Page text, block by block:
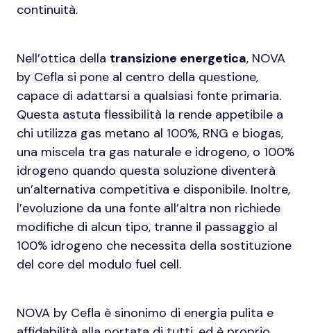
continuità.
Nell’ottica della transizione energetica, NOVA
by Cefla si pone al centro della questione,
capace di adattarsi a qualsiasi fonte primaria.
Questa astuta flessibilità la rende appetibile a
chi utilizza gas metano al 100%, RNG e biogas,
una miscela tra gas naturale e idrogeno, o 100%
idrogeno quando questa soluzione diventerà
un’alternativa competitiva e disponibile. Inoltre,
l’evoluzione da una fonte all’altra non richiede
modifiche di alcun tipo, tranne il passaggio al
100% idrogeno che necessita della sostituzione
del core del modulo fuel cell.
NOVA by Cefla è sinonimo di energia pulita e